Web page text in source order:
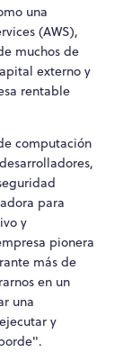
una
(AWS),
muchos de
externo y
rentable
computación
para
y
pionera
más de
en un
una
y